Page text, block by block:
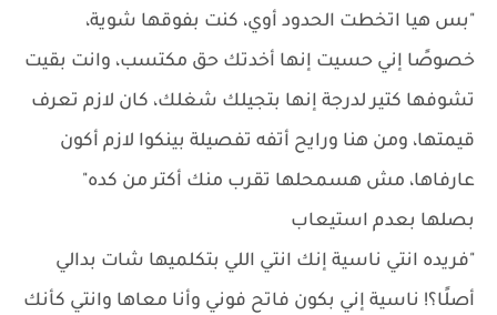
"بس هيا اتخطت الحدود أوي، كنت بفوقها شوية،
خصوصًا إني حسيت إنها أخدتك حق مكتسب، وانت بقيت
تشوفها كتير لدرجة إنها بتجيلك شغلك، كان لازم تعرف
قيمتها، ومن هنا ورايح أتفه تفصيلة بينكوا لازم أكون
عارفاها، مش هسمحلها تقرب منك أكتر من كده"
بصلها بعدم استيعاب
"فريده انتي ناسية إنك انتي اللي بتكلميها شات بدالي
أصلًا؟! ناسية إني بكون فاتح فوني وأنا معاها وانتي كأنك